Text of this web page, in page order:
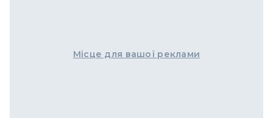
Місце для вашої реклами